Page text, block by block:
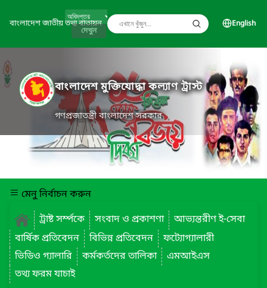
বাংলাদেশ জাতীয় তথ্য বাতায়ন
দেখুন
English
বাংলাদেশ মুক্তিযোদ্ধা কল্যাণ ট্রাস্ট
গণপ্রজাতন্ত্রী বাংলাদেশ সরকার
মেনু নির্বাচন করুন
ট্রাষ্ট সর্ম্পকে
সংবাদ ও প্রকাশণা
আভ্যন্তরীণ ই-সেবা
বার্ষিক প্রতিবেদন
বিভিন্ন প্রতিবেদন
ফট্যোগ্যালারী
ভিডিও গ্যালারি
কর্মকর্তদের তালিকা
এমআইএস
তথ্য ফরম যাচাই